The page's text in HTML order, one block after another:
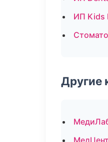
ИП Kids
Другие